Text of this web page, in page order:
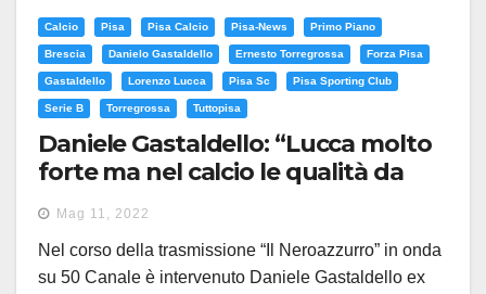
Calcio Pisa Pisa Calcio Pisa-News Primo Piano
Brescia Danielo Gastaldello Ernesto Torregrossa Forza Pisa
Gastaldello Lorenzo Lucca Pisa Sc Pisa Sporting Club
Serie B Torregrossa Tuttopisa
Daniele Gastaldello: “Lucca molto
forte ma nel calcio le qualità da
sole non bastano. Condizione ed
affiatamento fondamentale nei
playoff”
Mag 11, 2022
Nel corso della trasmissione “Il Neroazzurro” in onda
su 50 Canale è intervenuto Daniele Gastaldello ex